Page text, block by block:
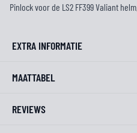
Pinlock voor de LS2 FF399 Valiant helm.
EXTRA INFORMATIE
MAATTABEL
REVIEWS